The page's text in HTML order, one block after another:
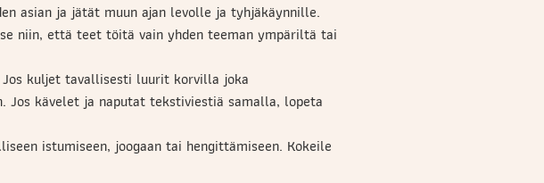
asian ja jätät muun ajan levolle ja tyhjäkäynnille.
niin, että teet töitä vain yhden teeman ympäriltä tai
kuljet tavallisesti luurit korvilla joka
Jos kävelet ja naputat tekstiviestiä samalla, lopeta
istumiseen, joogaan tai hengittämiseen. Kokeile